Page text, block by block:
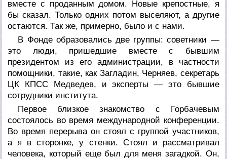
вместе с проданным домом. Новые крепостные, я
бы сказал. Только одних потом выселяют, а другие
остаются. Так же, примерно, было и с нами.
В Фонде образовались две группы: советники —
это люди, пришедшие вместе с бывшим
президентом из его администрации, в частности
помощники, такие, как Загладин, Черняев, секретарь
ЦК КПСС Медведев, и эксперты — это бывшие
сотрудники института.
Первое близкое знакомство с Горбачевым
состоялось во время международной конференции.
Во время перерыва он стоял с группой участников,
а я в сторонке, у стенки. Стоял и рассматривал
человека, который еще был для меня загадкой. Он,